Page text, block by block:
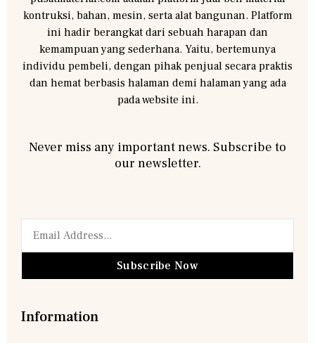
kontruksi, bahan, mesin, serta alat bangunan. Platform
ini hadir berangkat dari sebuah harapan dan
kemampuan yang sederhana. Yaitu, bertemunya
individu pembeli, dengan pihak penjual secara praktis
dan hemat berbasis halaman demi halaman yang ada
pada website ini.
Never miss any important news. Subscribe to
our newsletter.
Subscribe Now
Information